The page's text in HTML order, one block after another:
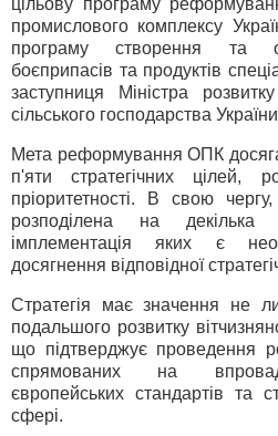
цільову програму
промислового комплексу
програму створення та
боєприпасів та продуктів
заступниця Міністра
сільського господарства
Мета реформування ОПК
п'яти стратегічних цілей,
пріоритетності. В свою
розподілена на декілька
імплементація яких є
досягнення відповідної
Стратегія має значення не
подальшого розвитку
що підтверджує проведення
спрямованих на
європейських стандартів та
сфері.